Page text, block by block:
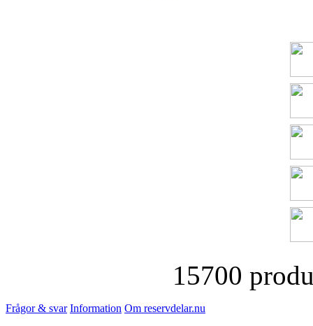
15700
Frågor & svar Information Om reservdelar.nu